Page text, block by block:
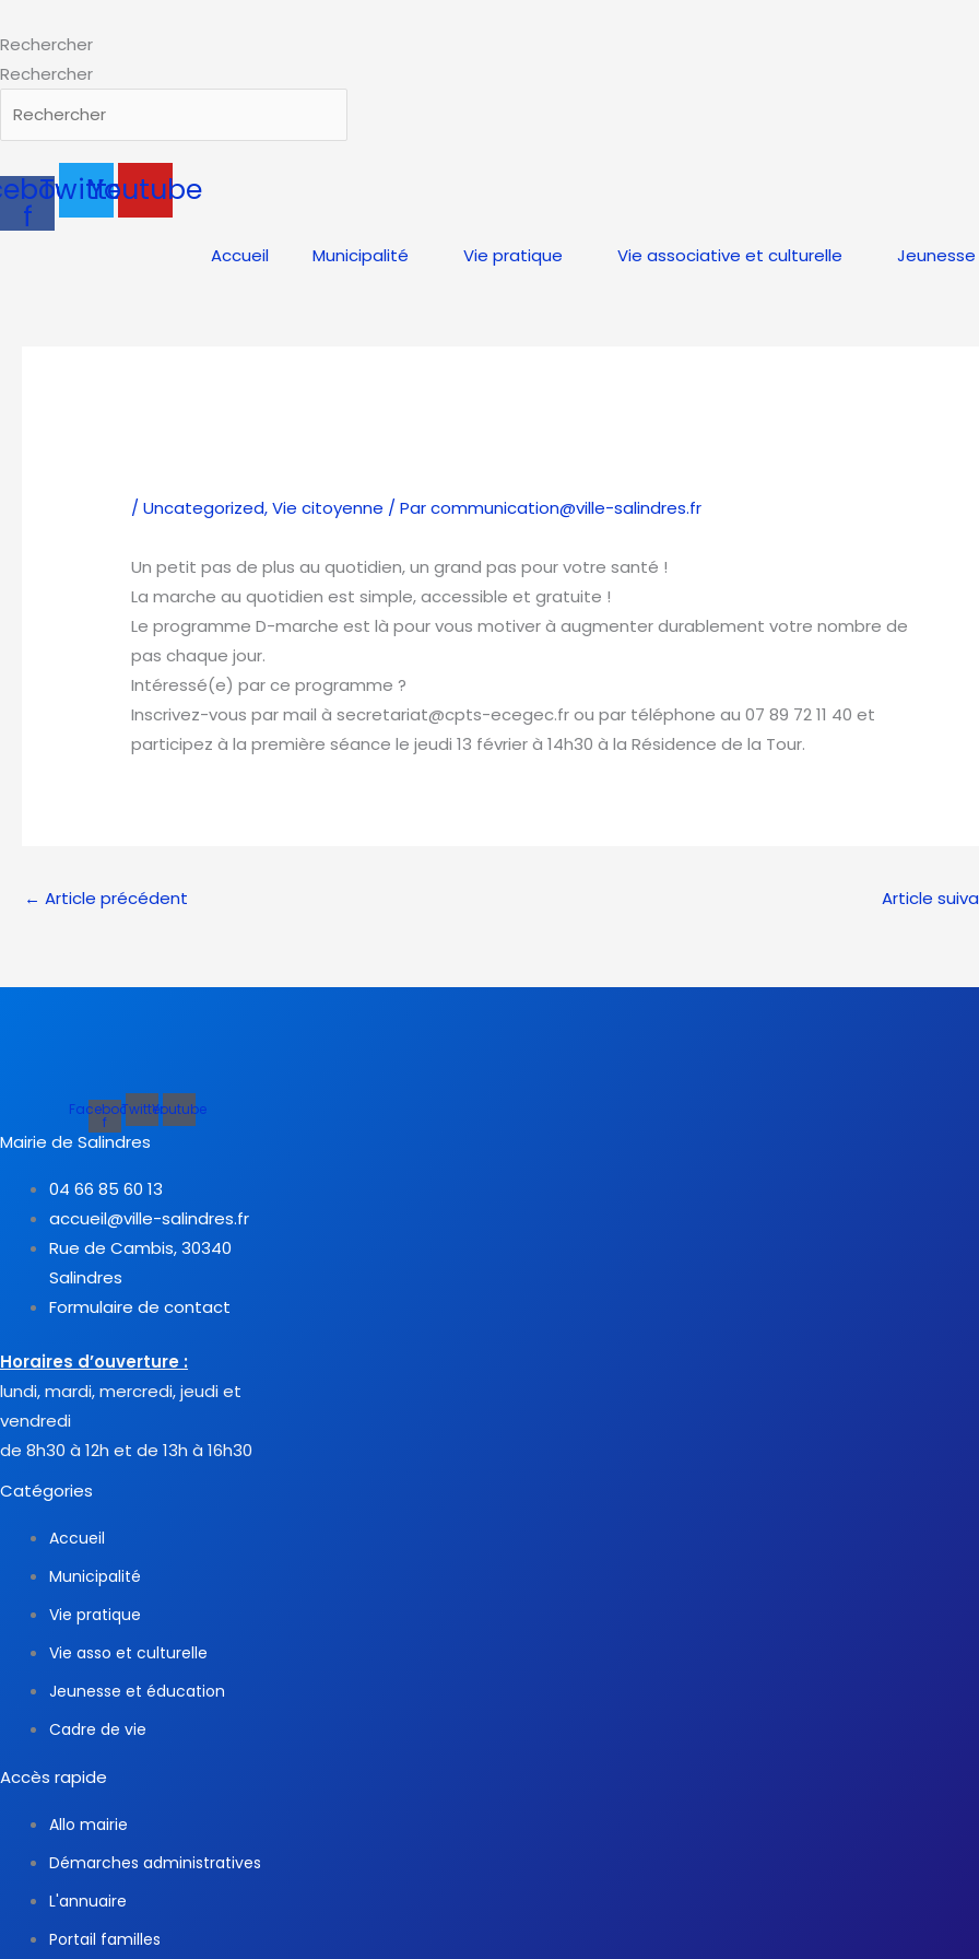
au
contenu
Rechercher
Rechercher
f
TwitterYoutube
Accueil Municipalité Vie pratique Vie associative et culturelle
/Uncategorized,Vie citoyenne / Parcommunication@ville-salindres.fr
Un petit pas de plus au quotidien, un grand pas pour votre santé !
La marche au quotidien est simple, accessible et gratuite !
Le programme D-marche est là pour vous motiver à augmenter durablement votre nombre de
pas chaque jour.
Intéressé(e) par ce programme ?
Inscrivez-vous par mail à secretariat@cpts-ecegec.fr ou par téléphone au 07 89 72 11 40 et
participez à la première séance le jeudi 13 février à 14h30 à la Résidence de la Tour.
← Article précédent Article
Facebook-
f
TwitterYoutube
Mairie de Salindres
04 66 85 60 13
accueil@ville-salindres.fr
Rue de Cambis, 30340
Salindres
Formulaire de contact
Horaires d’ouverture :
lundi, mardi, mercredi, jeudi et
vendredi
de 8h30 à 12h et de 13h à 16h30
Catégories
Accueil
Municipalité
Vie pratique
Vie asso et culturelle
Jeunesse et éducation
Cadre de vie
Accès rapide
Allo mairie
Démarches administratives
L'annuaire
Portail familles